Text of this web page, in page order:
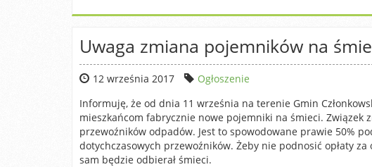
Uwaga zmiana pojemników na
12 września 2017
Ogłoszenie
Informuję, że od dnia 11 września na terenie Gmin
mieszkańcom fabrycznie nowe pojemniki na śmieci. Związek
przewoźników odpadów. Jest to spowodowane prawie 50%
dotychczasowych przewoźników. Żeby nie podnosić opłaty
sam będzie odbierał śmieci.